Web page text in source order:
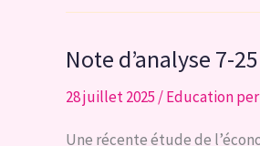
|
responsabilité
et
Note d’analyse 7-25
28 juillet 2025 /Education
Une récente étude de